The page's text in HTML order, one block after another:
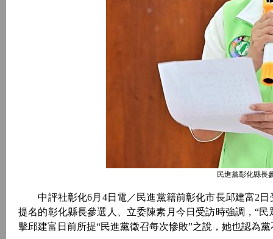
民進黨彰化縣
中評社彰化6月4日電／民進黨籍前彰化市長邱建富2日
提名的彰化縣長參選人、立委陳素月今日受訪時強調，“
擊邱建富日前所提“民進黨徵召每次慘敗”之說，她也認為